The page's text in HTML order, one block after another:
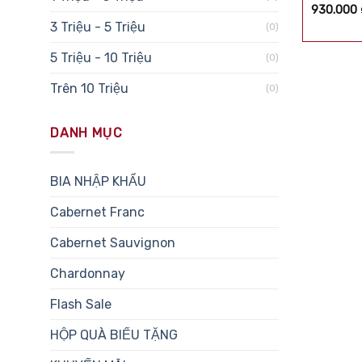
3 Triệu - 5 Triệu (0)
5 Triệu - 10 Triệu (0)
Trên 10 Triệu (0)
DANH MỤC
BIA NHẬP KHẨU
Cabernet Franc
Cabernet Sauvignon
Chardonnay
Flash Sale
HỘP QUÀ BIẾU TẶNG
Được xếp
930.000